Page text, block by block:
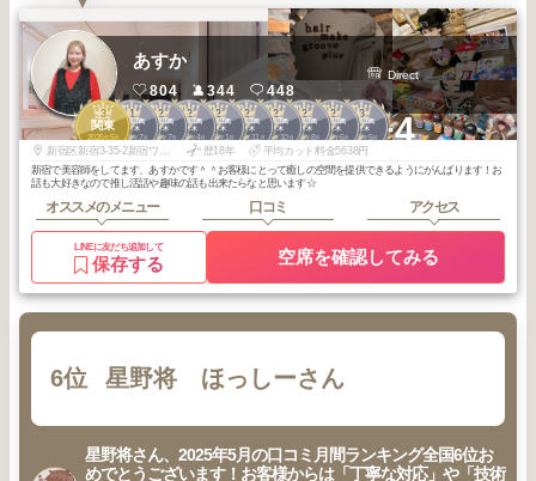
3
関東
2025年 5月
1
新宿・高田馬
場・代々木
2025年7月
2
新宿・高田馬
場・代々木
2026年7月
2
新宿・高田馬
場・代々木
2026年4月
2
新宿・高田馬
場・代々木
2026年 1 月
2
新宿・高田馬
場・代々木
2025年 11 月
2
新宿・高田馬
場・代々木
2025年 10月
2
新宿・高田馬
場・代々木
2025年8月
2
新宿・高田馬
場・代々木
2025年6月
3
新宿・高田馬
場・代々木
2026年5月+4
あすか
804 344 448
Direct
新宿区新宿3-35-2新宿ワイエムビルB1F 歴18年
平均カット料金5638円
新宿で美容師をしてます、あすかです＾＾お客様にとって癒しの空間を提供できるようにがんばります！お
話も大好きなので推し活話や趣味の話も出来たらなと思います☆
オススメのメニュー 口コミ アクセス
LINEに友だち追加して
保存する 空席を確認してみる
6位 星野将 ほっしーさん
星野将さん、2025年5月の口コミ月間ランキング全国6位お
めでとうございます！お客様からは「丁寧な対応」や「技術